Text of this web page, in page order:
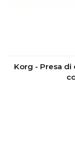
Korg - Presa di